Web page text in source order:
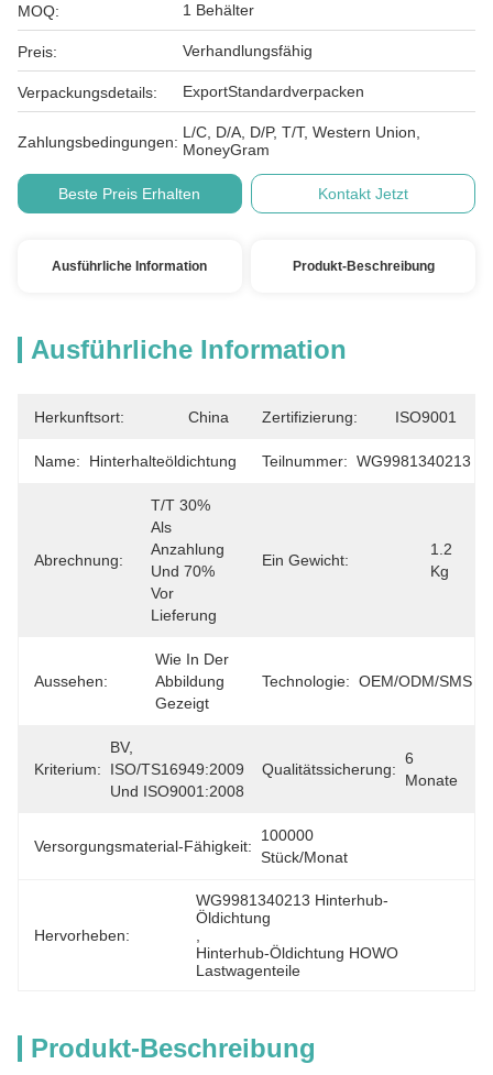
MOQ: 1 Behälter
Preis: Verhandlungsfähig
Verpackungsdetails: ExportStandardverpacken
Zahlungsbedingungen:
L/C, D/A, D/P, T/T, Western Union,
MoneyGram
Beste Preis Erhalten Kontakt Jetzt
Ausführliche Information Produkt-Beschreibung
Ausführliche Information
Herkunftsort: China Zertifizierung: ISO9001
Name: Hinterhalteöldichtung Teilnummer: WG9981340213
Abrechnung:
T/T 30%
Als
Anzahlung
Und 70%
Vor
Lieferung
Ein Gewicht:
1.2
Kg
Aussehen:
Wie In Der
Abbildung
Gezeigt
Technologie: OEM/ODM/SMS
Kriterium:
BV,
ISO/TS16949:2009
Und ISO9001:2008
Qualitätssicherung:
6
Monate
Versorgungsmaterial-Fähigkeit:
100000
Stück/Monat
Hervorheben:
WG9981340213 Hinterhub-
Öldichtung
Hinterhub-Öldichtung HOWO
Lastwagenteile
Produkt-Beschreibung